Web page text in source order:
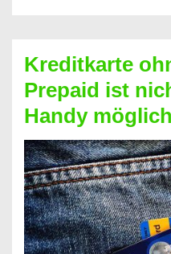
Neueröffnung
trotz
Schufaeintrag
möglich
Kreditkarte
Prepaid ist
Handy